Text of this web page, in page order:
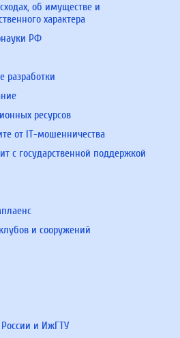
об имуществе и
характера
РФ
разработки
ресурсов
от IT-мошенничества
с государственной поддержкой
и сооружений
и ИжГТУ